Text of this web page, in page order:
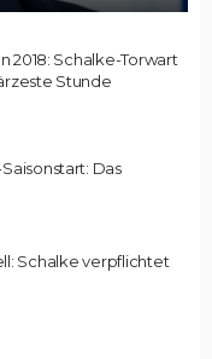
2018: Schalke-Torwart
Stunde
Das
Schalke verpflichtet